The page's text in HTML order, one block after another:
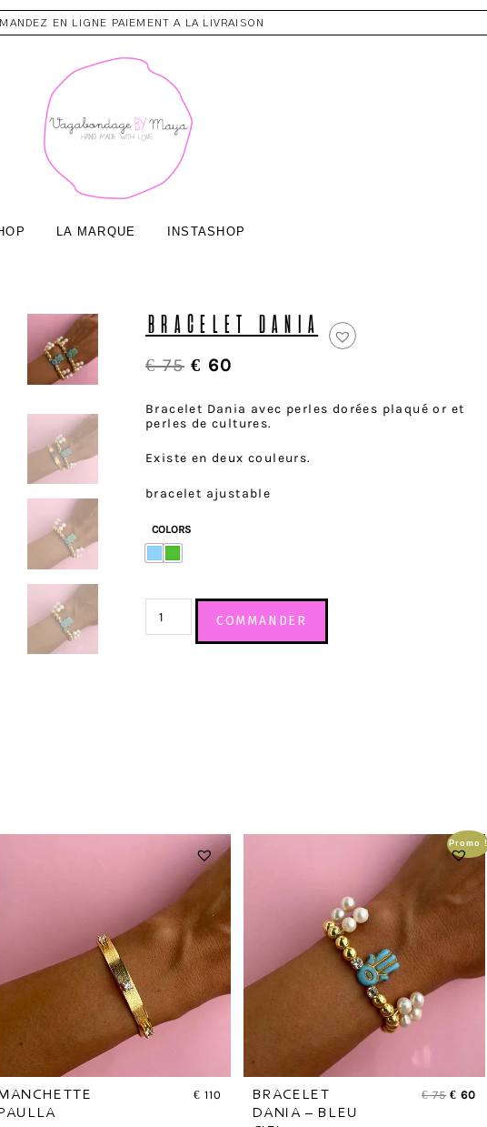
EN LIGNE PAIEMENT A LA LIVRAISON
LA MARQUE INSTASHOP
BRACELET DANIA
€75 € 60
Bracelet Dania avec perles dorées plaqué or et
perles de cultures.
Existe en deux couleurs.
bracelet ajustable
COLORS
COMMANDER
MANCHETTE
PAULLA
€ 110
Promo !
BRACELET
DANIA – BLEU
€75 € 60